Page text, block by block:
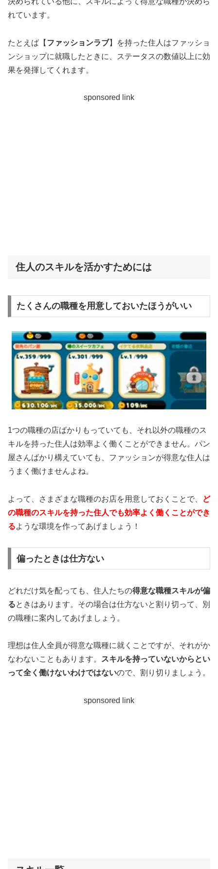
れています。
たとえば【 ファッションラブ】を持った住人はファッショ
ンショップに就職したときに、ステータスの数値以上に効
果を発揮してくれます。
sponsored link
住人のスキルを活かすためには
たくさんの職種を用意しておいたほうがいい
1つの職種の店ばかりもっていても、それ以外の職種のス
キルを持った住人は効率よく働くことができません。パン
屋さんばかり構えていても、ファッションが得意な住人は
うまく働けませんよね。
よって、さまざまな職種のお店を用意しておくことで、
ど
の職種のスキルを持った住人でも効率よく働くことができ
るような環境を作ってあげましょう！
偏ったときは仕方ない
どれだけ気を配っても、住人たちの得意な職種スキルが偏
るときはあります。その場合は仕方ないと割り切って、別
の職種に案内してあげましょう。
理想は住人全員が得意な職種に就くことですが、それがか
なわないこともあります。
スキルを持っていないからとい
って全く働けないわけではないので、割り切りましょう。
sponsored link